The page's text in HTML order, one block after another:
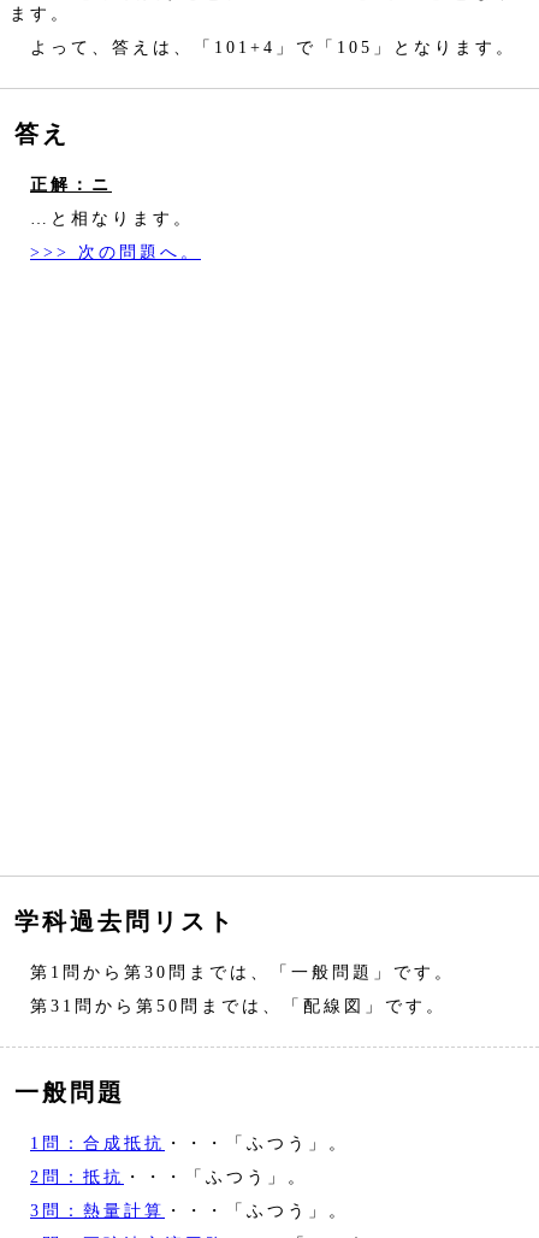
ます。
よって、答えは、「101+4」で「105」となります。
答え
正解：ニ
…と相なります。
>>> 次の問題へ。
学科過去問リスト
第1問から第30問までは、「一般問題」です。
第31問から第50問までは、「配線図」です。
一般問題
1問：合成抵抗 ・・・「ふつう」。
2問：抵抗 ・・・「ふつう」。
3問：熱量計算 ・・・「ふつう」。